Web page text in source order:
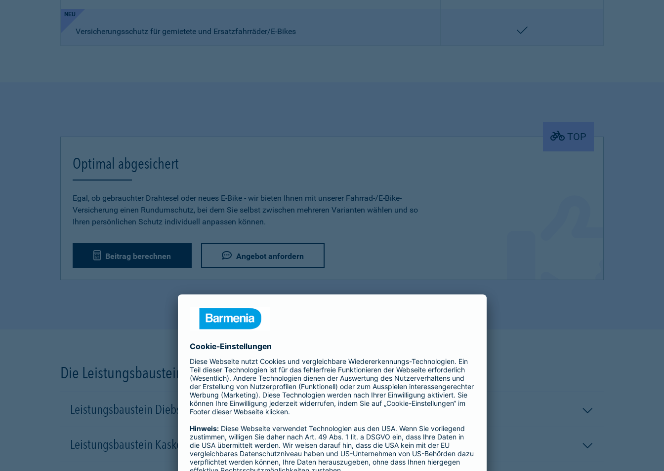
NEU
Versicherungsschutz für gemietete und Ersatzfahrräder/E-Bikes enthalten
TOP
Optimal abgesichert
Egal, ob gebrauchter Drahtesel oder neues E-Bike - wir bieten Ihnen mit unserer Fahrrad-/E-Bike-
Versicherung einen Rundumschutz, bei dem Sie selbst zwischen mehreren Varianten wählen und so
Ihren persönlichen Schutz individuell anpassen können.
Beitrag berechnen Angebot anfordern
Die Leistungsbausteine unserer Fahrradversicherung im Detail
Leistungsbaustein Diebstahl-Schutz
Leistungsbaustein Kasko-Schutz